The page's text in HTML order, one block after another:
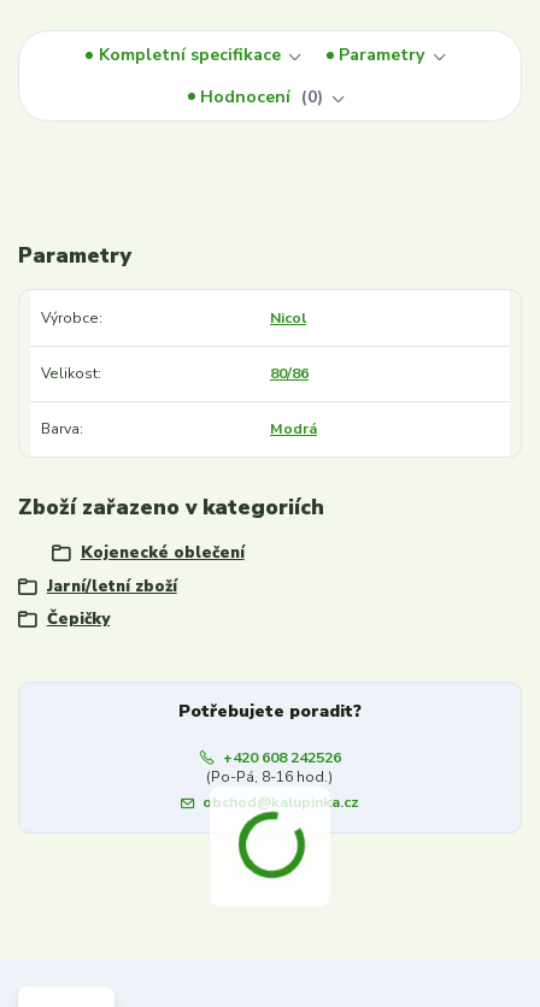
Kompletní specifikace
Parametry
Hodnocení
0
Parametry
Výrobce Nicol
Velikost 80/86
Barva Modrá
Zboží zařazeno v kategoriích
Kojenecké oblečení
Jarní/letní zboží
Čepičky
Potřebujete poradit?
+420 608 242526
(Po-Pá, 8-16 hod.)
obchod@kalupinka.cz